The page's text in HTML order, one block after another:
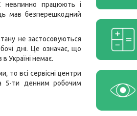
невпинно працюють і
мав безперешкодний
не застосовуються
дні. Це означає, що
Україні немає.
то всі сервісні центри
ти денним робочим